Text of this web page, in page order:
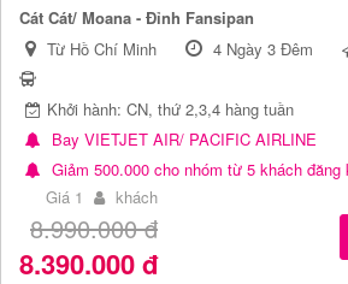
Cát Cát/ Moana - Đỉnh Fansipan
Từ Hồ Chí Minh
4 Ngày 3 Đêm
Khởi hành: CN, thứ 2,3,4 hàng tuần
Bay VIETJET AIR/ PACIFIC AIRLINE
Giảm 500.000 cho nhóm từ 5 khách đăng
Giá 1
khách
8.990.000đ
8.390.000đ